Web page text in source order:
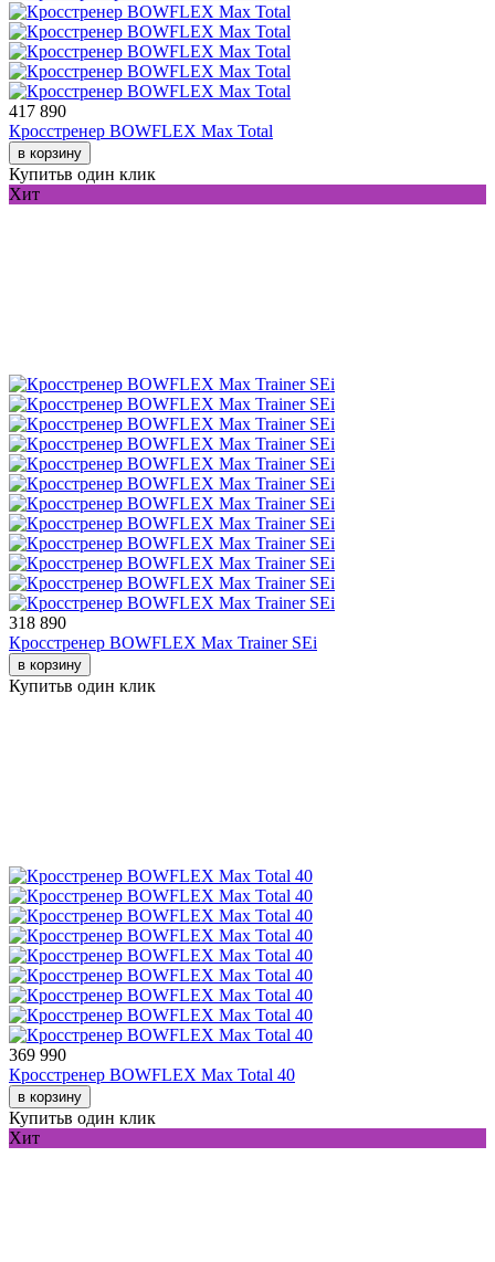
417 890
Кросстренер BOWFLEX Max Total
в корзину
Купитьв один клик
Хит
318 890
Кросстренер BOWFLEX Max Trainer SEi
в корзину
Купитьв один клик
369 990
Кросстренер BOWFLEX Max Total 40
в корзину
Купитьв один клик
Хит